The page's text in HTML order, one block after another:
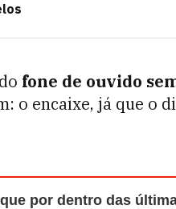
fone de ouvido
o encaixe, já que o
por dentro das